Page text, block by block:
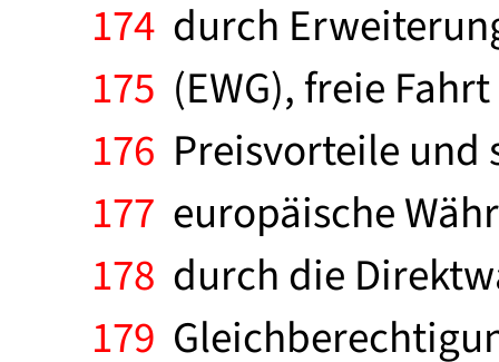
174 durch
175 (EWG), freie
176 Preisvorteile und
177 europäische
178 durch die
179